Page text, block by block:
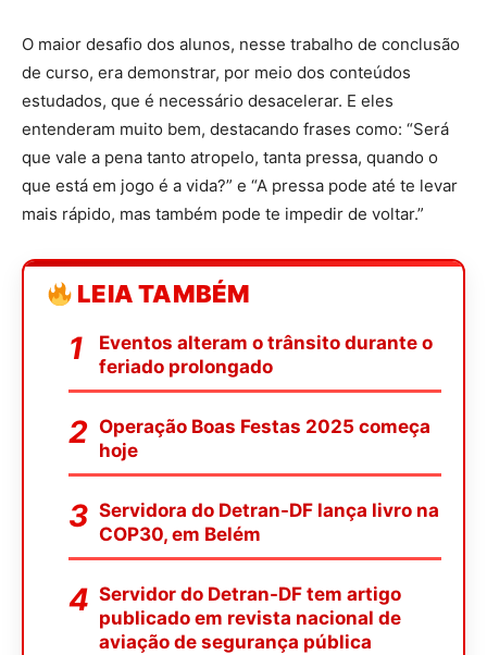
O maior desafio dos alunos, nesse trabalho de conclusão
de curso, era demonstrar, por meio dos conteúdos
estudados, que é necessário desacelerar. E eles
entenderam muito bem, destacando frases como: “Será
que vale a pena tanto atropelo, tanta pressa, quando o
que está em jogo é a vida?” e “A pressa pode até te levar
mais rápido, mas também pode te impedir de voltar.”
LEIA TAMBÉM
Eventos alteram o trânsito durante o
feriado prolongado
Operação Boas Festas 2025 começa
hoje
Servidora do Detran-DF lança livro na
COP30, em Belém
Servidor do Detran-DF tem artigo
publicado em revista nacional de
aviação de segurança pública